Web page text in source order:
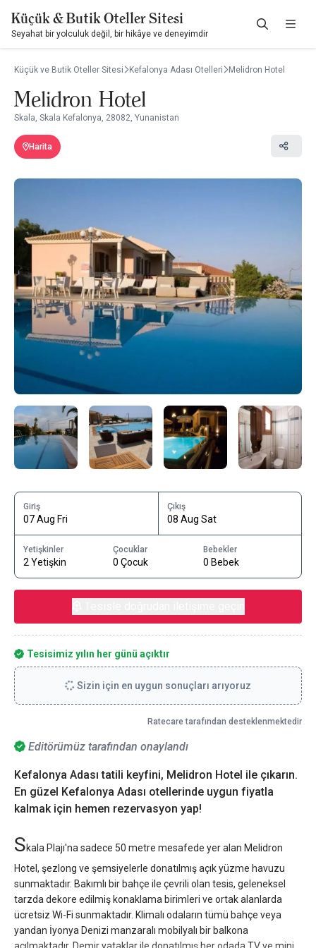
Küçük & Butik Oteller Sitesi
Seyahat bir yolculuk değil, bir hikâye ve deneyimdir
Küçük ve Butik Oteller Sitesi Kefalonya Adası Otelleri Melidron Hotel
Melidron Hotel
Skala, Skala Kefalonya, 28082, Yunanistan
Harita
Editörümüz tarafından onaylandı
Kefalonya Adası tatili keyfini, Melidron Hotel ile çıkarın.
En güzel Kefalonya Adası otellerinde uygun fiyatla
kalmak için hemen rezervasyon yap!
Skala Plajı'na sadece 50 metre mesafede yer alan Melidron
Hotel, şezlong ve şemsiyelerle donatılmış açık yüzme havuzu
sunmaktadır. Bakımlı bir bahçe ile çevrili olan tesis, geleneksel
tarzda dekore edilmiş konaklama birimleri ve ortak alanlarda
ücretsiz Wi-Fi sunmaktadır. Klimalı odaların tümü bahçe veya
yandan İyonya Denizi manzaralı mobilyalı bir balkona
Giriş
07 Aug Fri
Çıkış
08 Aug Sat
Yetişkinler
2 Yetişkin
Çocuklar
0 Çocuk
Bebekler
0 Bebek
Tesisimiz yılın her günü açıktır
Sizin için en uygun sonuçları arıyoruz
Ratecare tarafından desteklenmektedir